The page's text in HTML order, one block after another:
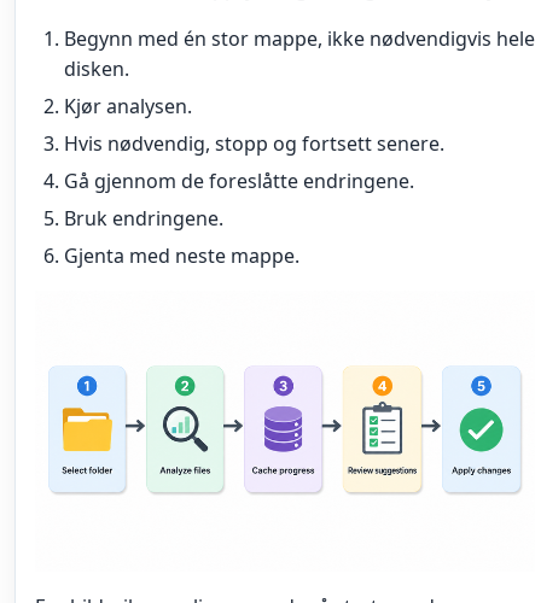
Begynn med én stor mappe, ikke nødvendigvis hele
disken.
Kjør analysen.
Hvis nødvendig, stopp og fortsett senere.
Gå gjennom de foreslåtte endringene.
Bruk endringene.
Gjenta med neste mappe.